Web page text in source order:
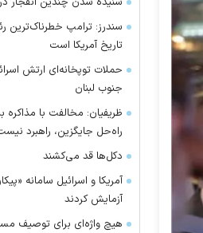
سندرز: ترامپ خطرناک‌ترین
تاریخ آمریکا است
حملات توپخانه‌ای ارتش
جنوب لبنان
ظریفیان: مخالفت با مذاکره
راه‌حل جایگزین، راهبرد
دکل‌ها قد می‌کشند
آمریکا و اسرائیل سامانه
آزمایش کردند
هیچ واژه‌ای برای توصیف